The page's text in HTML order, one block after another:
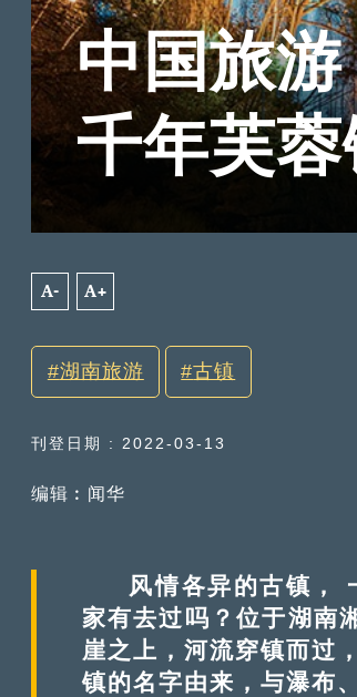
中国旅
千年芙
A- A+
湖南旅游 古镇
刊登日期 : 2022-03-13
编辑︰闻华
风情各异的古镇，
家有去过吗？位于湖南
崖之上，河流穿镇而过
镇的名字由来，与瀑布